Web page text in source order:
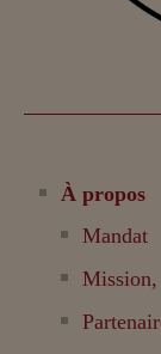
À propos
Mandat
Mission,